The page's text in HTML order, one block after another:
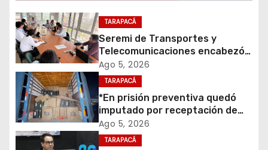
i
ó
n
d
e
e
TARAPACÁ
Seremi de Transportes y
Telecomunicaciones encabezó
primera mesa de coordinación
para el retiro de cables en
desuso en Iquique
Ago 5, 2026
TARAPACÁ
*En prisión preventiva quedó
imputado por receptación de
cigarrillos avaluados en $1.600
millones*
Ago 5, 2026
TARAPACÁ